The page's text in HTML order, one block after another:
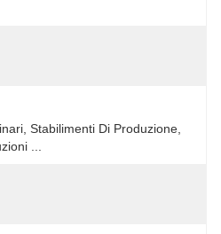
Stabilimenti Di Produzione,
...